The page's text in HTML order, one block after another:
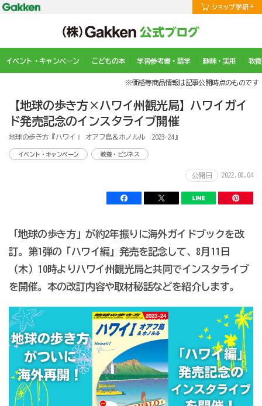
イベント・キャンペーン こどもの本 学習参考書・語学 趣味・実用 教
※価格等商品情報は記事公開時点のものです
【地球の歩き方×ハワイ州観光局】ハワイガイ
ド発売記念のインスタライブ開催
地球の歩き方『ハワイⅠ オアフ島＆ホノルル 2023-24』
イベント・キャンペーン 教養・ビジネス
公開日 2022.08.04
「地球の歩き方」が約2年振りに海外ガイドブックを改
訂。第1弾の「ハワイ編」発売を記念して、8月11日
（木）10時よりハワイ州観光局と共同でインスタライブ
を開催。本の改訂内容や取材秘話などを紹介します。